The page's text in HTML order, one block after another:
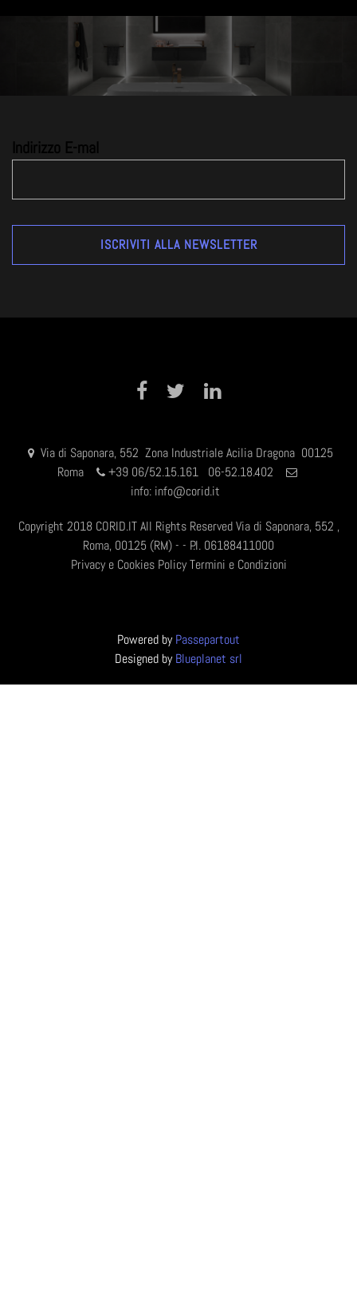
Indirizzo E-mal
Facebook Twitter
Via di Saponara, 552 Zona Industriale Acilia Dragona 00125
Roma
+39 06/52.15.161 06-52.18.402
info: info@corid.it
Copyright 2018 CORID.IT All Rights Reserved Via di Saponara, 552 ,
Roma, 00125 (RM) - - P.I. 06188411000
Privacy e Cookies Policy Termini e Condizioni
Powered byPassepartout
Designed byBlueplanet srl